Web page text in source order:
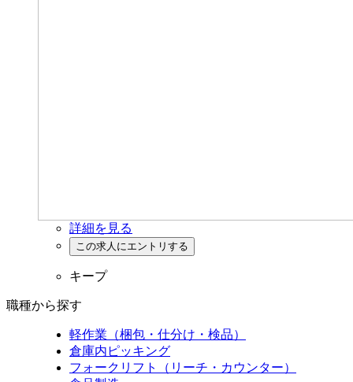
詳細を見る
キープ
職種から探す
軽作業（梱包・仕分け・検品）
倉庫内ピッキング
フォークリフト（リーチ・カウンター）